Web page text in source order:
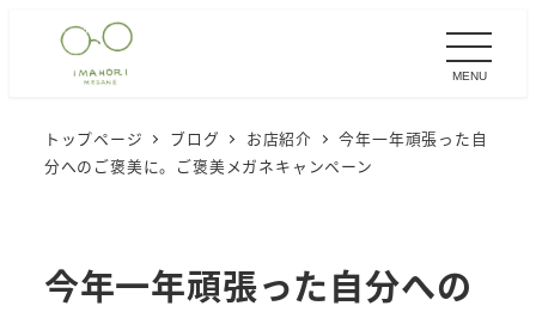
MENU
トップページ ブログ お店紹介
今年一年頑張った自
分へのご褒美に。ご褒美メガネキャンペーン
今年一年頑張った自分への